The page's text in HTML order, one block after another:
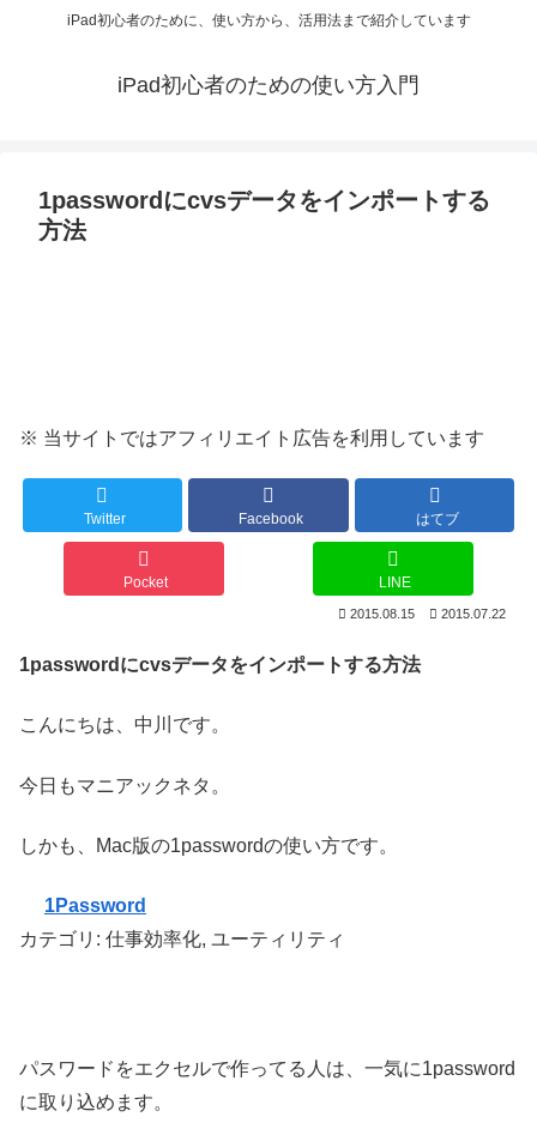
iPad初心者のために、使い方から、活用法まで紹介しています
iPad初心者のための使い方入門
1passwordにcvsデータをインポートする
方法
※ 当サイトではアフィリエイト広告を利用しています
Twitter Facebook はてブ
Pocket LINE
2015.08.15 2015.07.22
1passwordにcvsデータをインポートする方法
こんにちは、中川です。
今日もマニアックネタ。
しかも、Mac版の1passwordの使い方です。
1Password
カテゴリ: 仕事効率化, ユーティリティ
パスワードをエクセルで作ってる人は、一気に1password
に取り込めます。